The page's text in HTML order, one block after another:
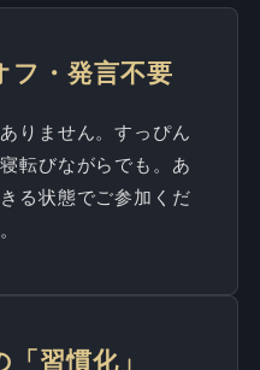
フ・発言不要
りません。すっぴん
転びながらでも。あ
る状態でご参加くだ
習慣化」